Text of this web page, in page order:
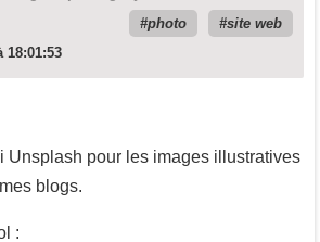
photo
site web
18:01:53
Unsplash pour les images illustratives
blogs.
: